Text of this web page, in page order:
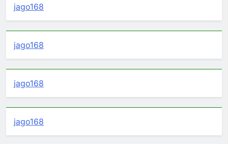
jago168
jago168
jago168
jago168